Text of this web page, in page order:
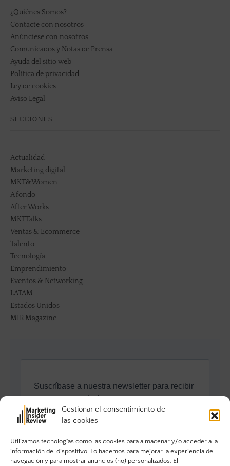
Gestionar el consentimiento de
las cookies
Utilizamos tecnologías como las cookies para almacenar y/o acceder a la
información del dispositivo. Lo hacemos para mejorar la experiencia de
navegación y para mostrar anuncios (no) personalizados. El
¿Quiénes Somos?
Contacte con nosotros
Anúnciese con nosotros
Comunicados y Notas de Prensa
Ayuda del sitio web
Política de privacidad
Ley de cookies
Aviso Legal
SECCIONES
Actualidad
Marketing digital
MKT&Women
A fondo
After Works
MKTTalks
Ventas & Ecommerce
Talento
Tecnología
Emprendimiento
Eventos & Networking
LATAM
Estados Unidos
MIR Magazine